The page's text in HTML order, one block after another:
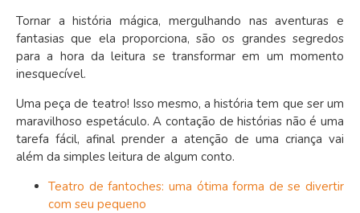
Tornar a história mágica, mergulhando nas aventuras e
fantasias que ela proporciona, são os grandes segredos
para a hora da leitura se transformar em um momento
inesquecível.
Uma peça de teatro! Isso mesmo, a história tem que ser um
maravilhoso espetáculo. A contação de histórias não é uma
tarefa fácil, afinal prender a atenção de uma criança vai
além da simples leitura de algum conto.
Teatro de fantoches: uma ótima forma de se divertir
com seu pequeno